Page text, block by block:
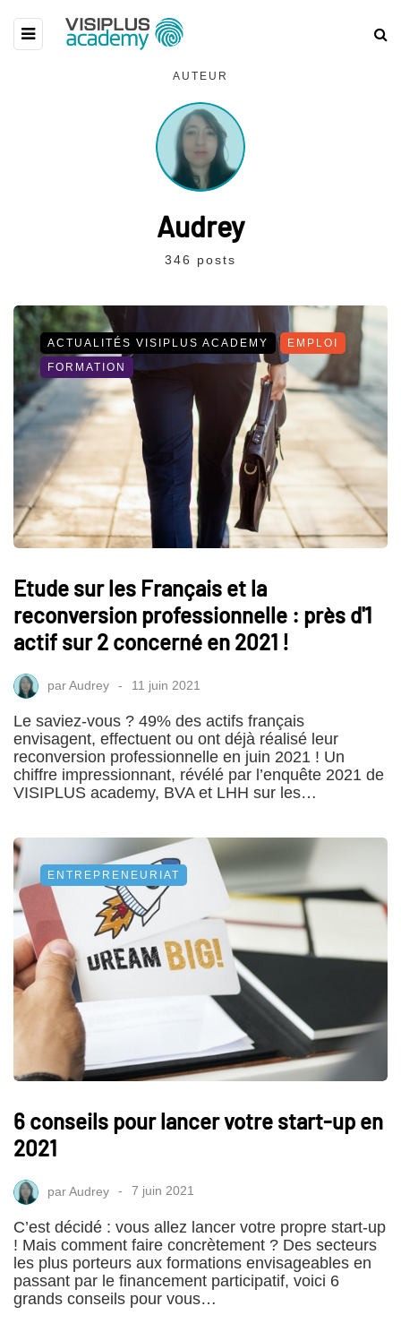
AUTEUR
Audrey
346 posts
ACTUALITÉS VISIPLUS ACADEMY
EMPLOI
FORMATION
Etude sur les Français et la
reconversion professionnelle : près d'1
actif sur 2 concerné en 2021 !
parAudrey 11 juin 2021
Le saviez-vous ? 49% des actifs français
envisagent, effectuent ou ont déjà réalisé leur
reconversion professionnelle en juin 2021 ! Un
chiffre impressionnant, révélé par l’enquête 2021 de
VISIPLUS academy, BVA et LHH sur les…
ENTREPRENEURIAT
6 conseils pour lancer votre start-up en
2021
parAudrey 7 juin 2021
C’est décidé : vous allez lancer votre propre start-up
! Mais comment faire concrètement ? Des secteurs
les plus porteurs aux formations envisageables en
passant par le financement participatif, voici 6
grands conseils pour vous…